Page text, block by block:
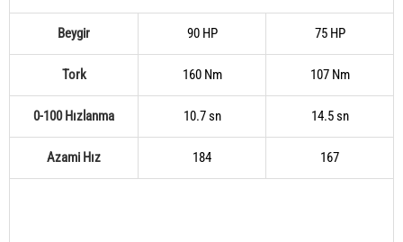
Beygir 90 HP 75 HP
Tork 160 Nm 107 Nm
0-100 Hızlanma 10.7 sn 14.5 sn
Azami Hız 184 167